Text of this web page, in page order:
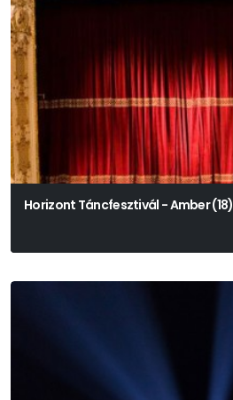
Horizont Táncfesztivál - Amber (18)